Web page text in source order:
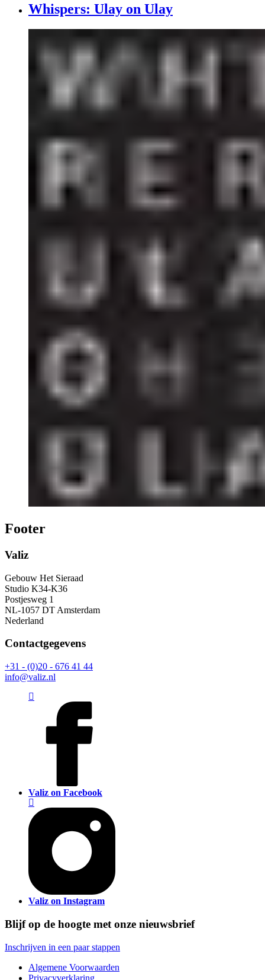
Whispers: Ulay on Ulay
Footer
Valiz
Gebouw Het Sieraad
Studio K34-K36
Postjesweg 1
NL-1057 DT Amsterdam
Nederland
Contactgegevens
+31 - (0)20 - 676 41 44
info@valiz.nl
Valiz on Facebook
Valiz on Instagram
Blijf op de hoogte met onze nieuwsbrief
Inschrijven in een paar stappen
Algemene Voorwaarden
Privacyverklaring